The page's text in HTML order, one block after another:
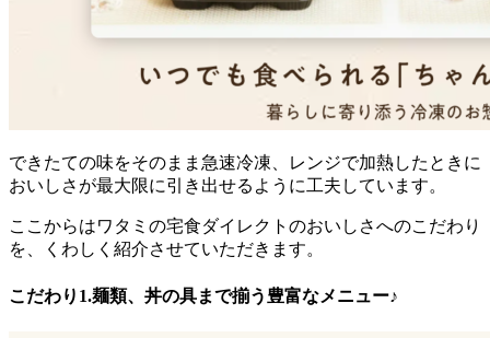
できたての味をそのまま急速冷凍、レンジで加熱したときに
おいしさが最大限に引き出せるように工夫 しています。
ここからはワタミの宅食ダイレクトのおいしさへのこだわり
を、くわしく紹介させていただきます。
こだわり1.麺類、丼の具まで揃う豊富なメニュー♪